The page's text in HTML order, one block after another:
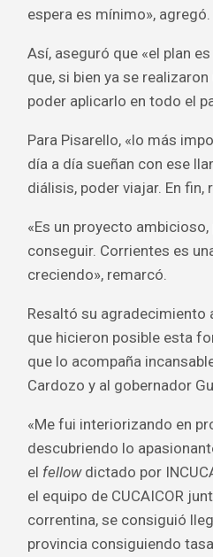
espera es mínimo», agregó.
Así, aseguró que «el plan
que, si bien ya se
poder aplicarlo en todo el
Para Pisarello, «lo más
día a día sueñan con ese
diálisis, poder viajar. En fin,
«Es un proyecto
conseguir. Corrientes es
creciendo», remarcó.
Resaltó su agradecimiento
que hicieron posible esta
que lo acompaña
Cardozo y al gobernador
«Me fui interiorizando en
descubriendo lo
el fellowdictado por
el equipo de CUCAICOR
correntina, se consiguió
provincia consiguiendo